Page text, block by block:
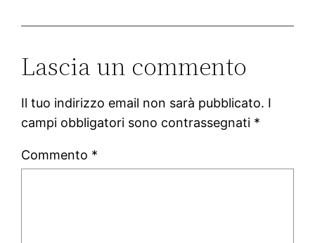
Lascia un commento
Il tuo indirizzo email non sarà pubblicato. I
campi obbligatori sono contrassegnati *
Commento *